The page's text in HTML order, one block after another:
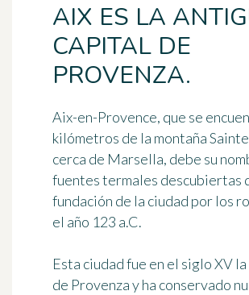
AIX ES LA
CAPITAL DE
PROVENZA.
Aix-en-Provence, que se
kilómetros de la montaña
cerca de Marsella, debe su
fuentes termales descubiertas
fundación de la ciudad por los
el año 123 a.C.
Esta ciudad fue en el siglo XV
de Provenzay ha conservado